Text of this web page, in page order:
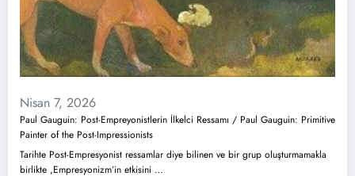
Nisan 7, 2026
Paul Gauguin: Post-Empreyonistlerin İlkelci Ressamı / Paul Gauguin: Primitive
Painter of the Post-Impressionists
Tarihte Post-Empresyonist ressamlar diye bilinen ve bir grup oluşturmamakla
birlikte ,Empresyonizm’in etkisini …